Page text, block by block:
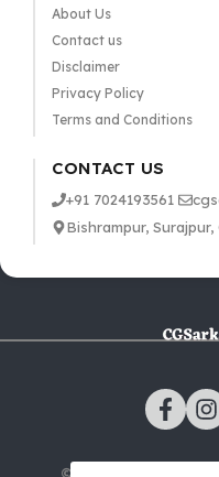
About Us
Contact us
Disclaimer
Privacy Policy
Terms and Conditions
CONTACT US
+91 7024193561
Bishrampur,
© 2025